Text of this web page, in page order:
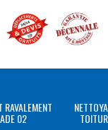
RAVALEMENT
02